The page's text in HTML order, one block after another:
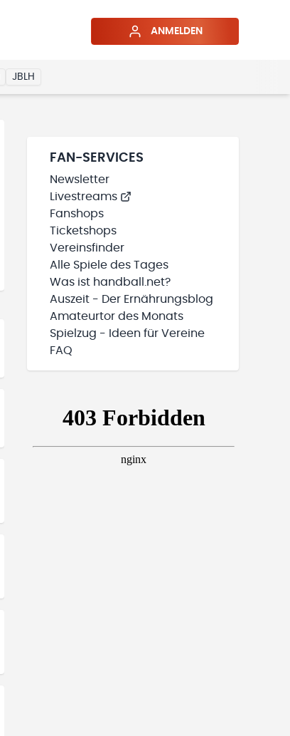
ANMELDEN
JBLH
FAN-SERVICES
Newsletter
Livestreams
Fanshops
Ticketshops
Vereinsfinder
Alle Spiele des Tages
Was ist handball.net?
Auszeit - Der Ernährungsblog
Amateurtor des Monats
Spielzug - Ideen für Vereine
FAQ